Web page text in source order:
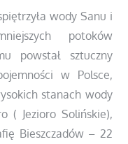
wody Sanu i
potoków
powstał sztuczny
w Polsce,
stanach wody
( Jezioro Solińskie),
Bieszczadów – 22